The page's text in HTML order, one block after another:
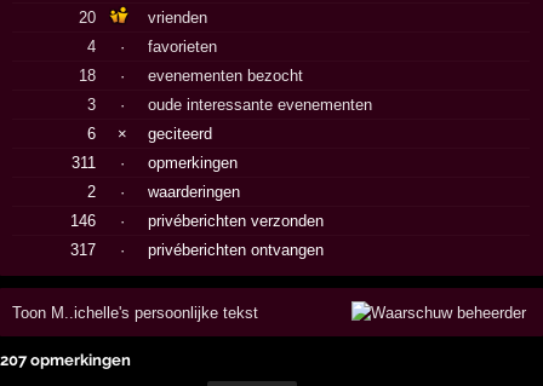
20
vrienden
4
·
favorieten
18
·
evenementen bezocht
3
·
oude interessante evenementen
6
×
geciteerd
311
·
opmerkingen
2
·
waarderingen
146
·
privéberichten verzonden
317
· privéberichten ontvangen
Toon M..ichelle's persoonlijke tekst
207 opmerkingen